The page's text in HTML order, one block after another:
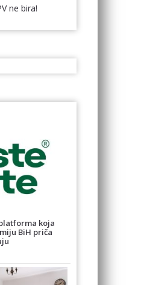
ne bira!
koja
BiH priča